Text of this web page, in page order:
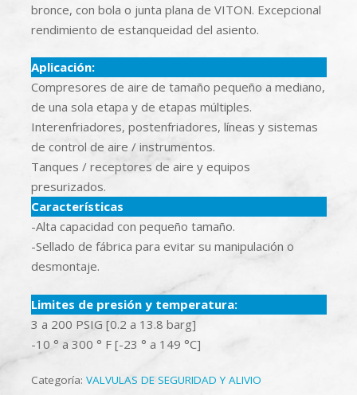
bronce, con bola o junta plana de VITON. Excepcional
rendimiento de estanqueidad del asiento.
Aplicación:
Compresores de aire de tamaño pequeño a mediano,
de una sola etapa y de etapas múltiples.
Interenfriadores, postenfriadores, líneas y sistemas
de control de aire / instrumentos.
Tanques / receptores de aire y equipos
presurizados.
Características
-Alta capacidad con pequeño tamaño.
-Sellado de fábrica para evitar su manipulación o
desmontaje.
Limites de presión y temperatura:
3 a 200 PSIG [0.2 a 13.8 barg]
-10 ° a 300 ° F [-23 ° a 149 °C]
Categoría: VALVULAS DE SEGURIDAD Y ALIVIO